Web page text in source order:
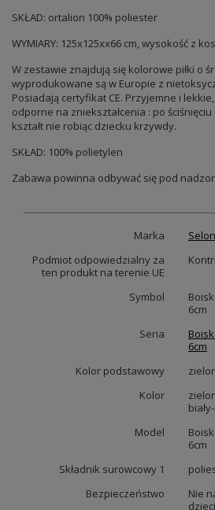
SKŁAD: ortalion 100% poliester
WYMIARY: 125x125xx66 cm, wysokość z
W zestawie znajdują się kolorowe piłki o
wyprodukowane są w Europie z
Posiadają certyfikat CE. Przyjemne i
odporne na zniekształcenia : po
kształt nie robiąc dziecku krzywdy.
SKŁAD: 100% polietylen
Zabawa powinna odbywać się pod
Marka
Podmiot odpowiedzialny za
ten produkt na terenie UE
Symbol
6cm
Seria
6cm
Kolor podstawowy
Kolor
Model
6cm
Składnik surowcowy 1
Bezpieczeństwo
Nie
dzieci